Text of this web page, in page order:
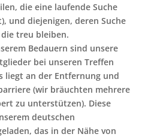
die eine laufende Suche
und diejenigen, deren Suche
treu bleiben.
Bedauern sind unsere
bei unseren Treffen
liegt an der Entfernung und
(wir bräuchten mehrere
zu unterstützen). Diese
deutschen
das in der Nähe von